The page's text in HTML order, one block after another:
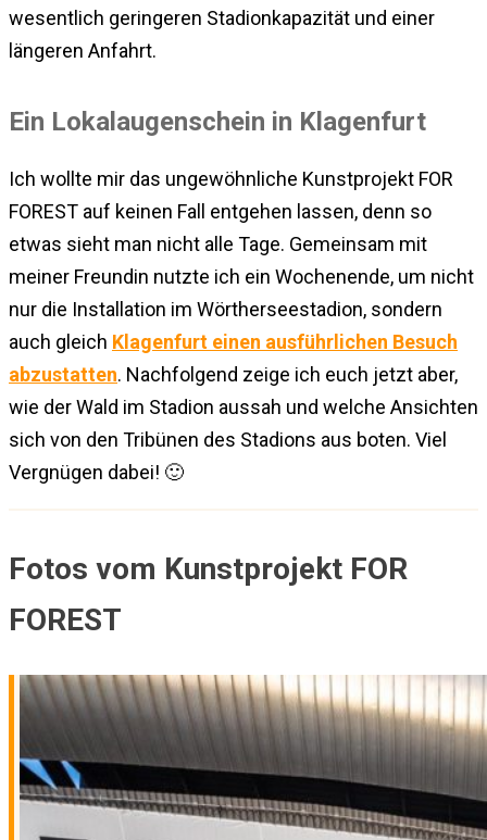
wesentlich geringeren Stadionkapazität und einer
längeren Anfahrt.
Ein Lokalaugenschein in Klagenfurt
Ich wollte mir das ungewöhnliche Kunstprojekt FOR
FOREST auf keinen Fall entgehen lassen, denn so
etwas sieht man nicht alle Tage. Gemeinsam mit
meiner Freundin nutzte ich ein Wochenende, um nicht
nur die Installation im Wörtherseestadion, sondern
auch gleich Klagenfurt einen ausführlichen Besuch
abzustatten. Nachfolgend zeige ich euch jetzt aber,
wie der Wald im Stadion aussah und welche Ansichten
sich von den Tribünen des Stadions aus boten. Viel
Vergnügen dabei! 🙂
Fotos vom Kunstprojekt FOR
FOREST